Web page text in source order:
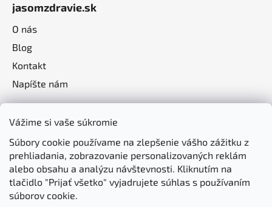
Vážime si vaše súkromie
Súbory cookie používame na zlepšenie vášho zážitku z
prehliadania, zobrazovanie personalizovaných reklám
alebo obsahu a analýzu návštevnosti. Kliknutím na
tlačidlo "Prijať všetko" vyjadrujete súhlas s používaním
súborov cookie.
jasomzdravie.sk
O nás
Blog
Kontakt
Napíšte nám